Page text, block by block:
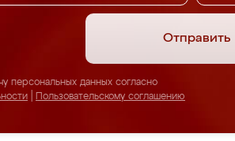
Отправить
персональных данных согласно
Пользовательскому соглашению